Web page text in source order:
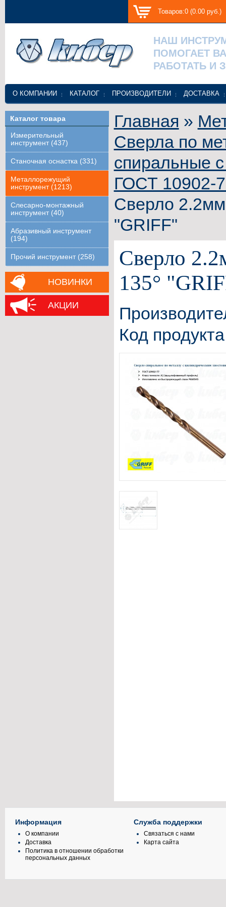
Товаров:0 (0.00 руб.)
НАШ
ПОМОГАЕТ
РАБОТАТЬ И
О КОМПАНИИ КАТАЛОГ ПРОИЗВОДИТЕЛИ ДОСТАВКА
Каталог товара
Измерительный
инструмент (437)
Станочная оснастка (331)
Металлорежущий
инструмент (1213)
Слесарно-монтажный
инструмент (40)
Абразивный инструмент
(194)
Прочий инструмент (258)
НОВИНКИ
АКЦИИ
Главная »
Сверла по
спиральные
ГОСТ 10902-
Сверло
"GRIFF"
Сверло
135°
Код
Информация
О компании
Доставка
Политика в отношении обработки
персональных данных
Служба поддержки
Связаться с нами
Карта сайта